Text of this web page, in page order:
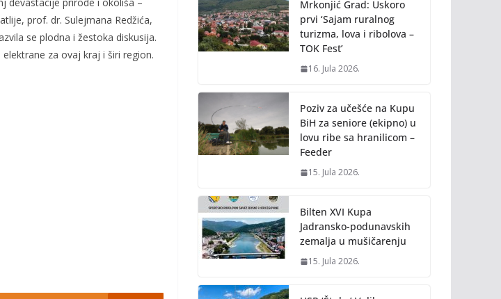
prof. dr. Sulejmana Redžića,
se plodna i žestoka diskusija.
za ovaj kraj i širi region.
Mrkonjić Grad: Uskoro
prvi ‘Sajam ruralnog
turizma, lova i ribolova –
TOK Fest’
16. Jula 2026.
Poziv za učešće na Kupu
BiH za seniore (ekipno) u
lovu ribe sa hranilicom –
Feeder
15. Jula 2026.
Bilten XVI Kupa
Jadransko-podunavskih
zemalja u mušičarenju
15. Jula 2026.